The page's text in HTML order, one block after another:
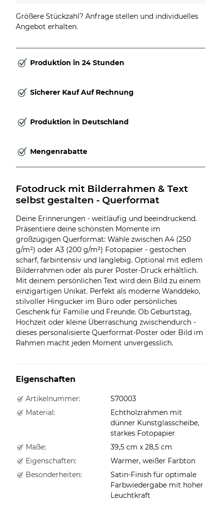
Größere Stückzahl? Anfrage stellen und individuelles
Angebot erhalten.
Produktion in 24 Stunden
Sicherer Kauf Auf Rechnung
Produktion in Deutschland
Mengenrabatte
Fotodruck mit Bilderrahmen & Text
selbst gestalten - Querformat
Deine Erinnerungen - weitläufig und beeindruckend.
Präsentiere deine schönsten Momente im
großzügigen Querformat: Wähle zwischen A4 (250
g/m²) oder A3 (200 g/m²) Fotopapier - gestochen
scharf, farbintensiv und langlebig. Optional mit edlem
Bilderrahmen oder als purer Poster-Druck erhältlich.
Mit deinem persönlichen Text wird dein Bild zu einem
einzigartigen Unikat. Perfekt als moderne Wanddeko,
stilvoller Hingucker im Büro oder persönliches
Geschenk für Familie und Freunde. Ob Geburtstag,
Hochzeit oder kleine Überraschung zwischendurch -
dieses personalisierte Querformat-Poster oder Bild im
Rahmen macht jeden Moment unvergesslich.
Eigenschaften
Artikelnummer:
S70003
Material:
Echtholzrahmen mit
dünner Kunstglasscheibe,
starkes Fotopapier
Maße:
39,5 cm x 28,5 cm
Eigenschaften:
Warmer, weißer Farbton
Besonderheiten:
Satin-Finish für optimale
Farbwiedergabe mit hoher
Leuchtkraft